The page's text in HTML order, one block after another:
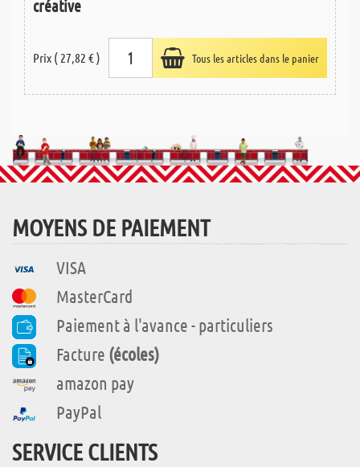
créative
Prix ( 27,82 € ) Tous les articles dans le panier
MOYENS DE PAIEMENT
VISA
MasterCard
Paiement à l'avance - particuliers
Facture (écoles)
amazon pay
PayPal
SERVICE CLIENTS